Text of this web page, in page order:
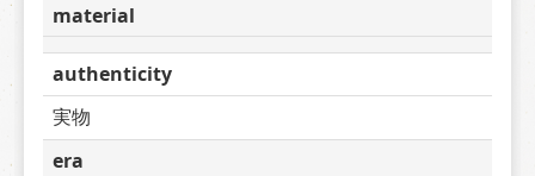
material
authenticity
実物
era